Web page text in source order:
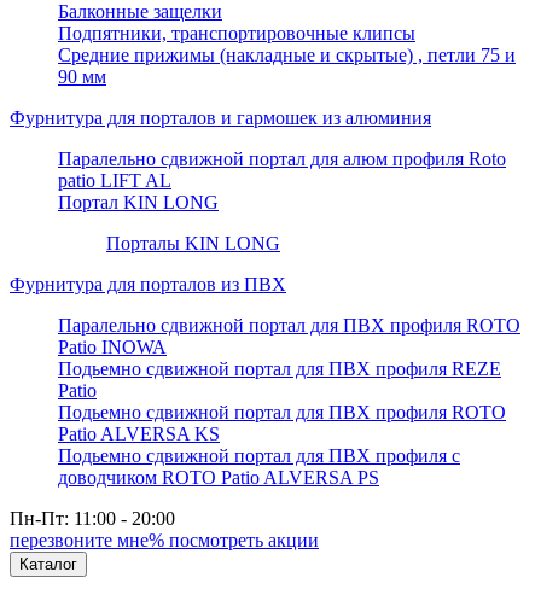
Балконные защелки
Подпятники, транспортировочные клипсы
Средние прижимы (накладные и скрытые) , петли 75 и
90 мм
Фурнитура для порталов и гармошек из алюминия
Паралельно сдвижной портал для алюм профиля Roto
patio LIFT AL
Портал KIN LONG
Порталы KIN LONG
Фурнитура для порталов из ПВХ
Паралельно сдвижной портал для ПВХ профиля ROTO
Patio INOWA
Подьемно сдвижной портал для ПВХ профиля REZE
Patio
Подьемно сдвижной портал для ПВХ профиля ROTO
Patio ALVERSA KS
Подьемно сдвижной портал для ПВХ профиля с
доводчиком ROTO Patio ALVERSA PS
Пн-Пт: 11:00 - 20:00
перезвоните мне% посмотреть акции
Каталог